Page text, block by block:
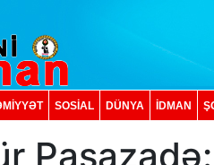
SOSIAL DÜNYA İDMAN